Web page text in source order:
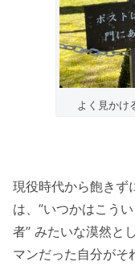
よく見かけ
現役時代から飽きず
は、”いつかはこう
者” みたいな漠然と
マンだった自分がそ